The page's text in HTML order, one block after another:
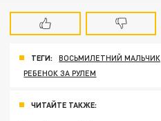
ТЕГИ: ВОСЬМИЛЕТНИЙ МАЛЬЧИК
РЕБЕНОК ЗА РУЛЕМ
ЧИТАЙТЕ ТАКЖЕ: